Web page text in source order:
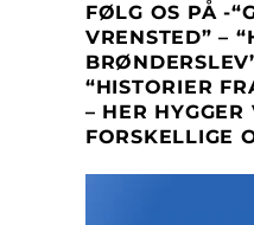
FØLG OS PÅ -
VRENSTED” –
“HISTORIER
– HER
FORSKELLIGE